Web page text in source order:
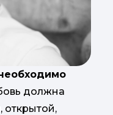
должна
открытой,